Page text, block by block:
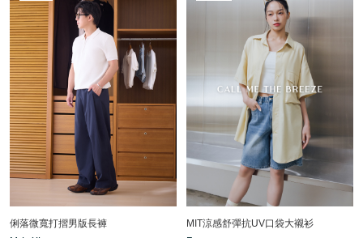
俐落微寬打摺男版長褲
MIT涼感舒彈抗UV口袋大襯衫